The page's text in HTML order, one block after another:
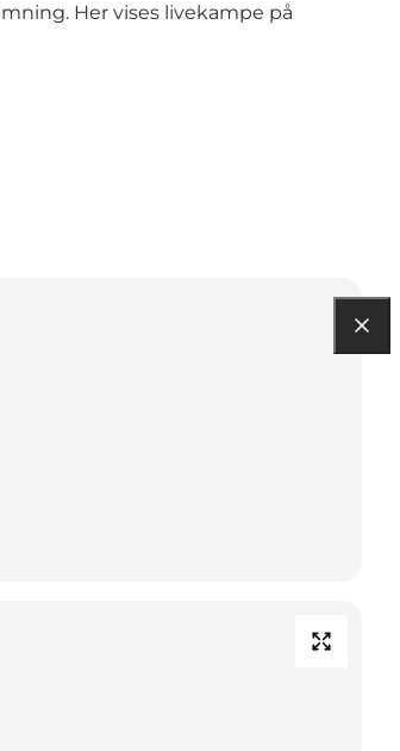
Her vises livekampe på